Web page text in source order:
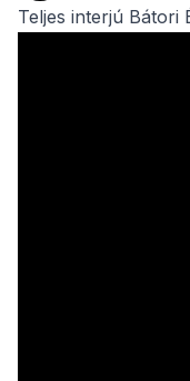
Teljes interjú Bátori